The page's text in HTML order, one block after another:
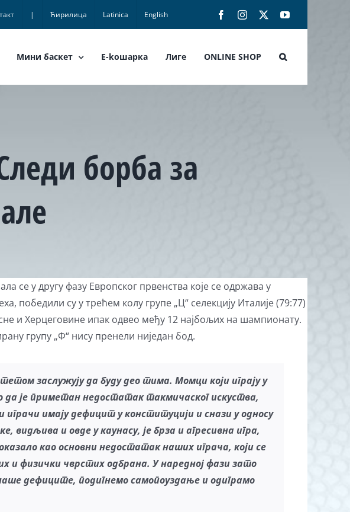
| Ћирилица Latinica English FacebookInstagram YouTube
Мини баскет E-koшарка Лиге ONLINE SHOP
борба за
се у другу фазу Европског првенства које се одржава у
победили су у трећем колу групе „Ц“ селекцију Италије (79:77)
и Херцеговине ипак одвео међу 12 најбољих на шампионату.
групу „Ф“ нису пренели ниједан бод.
заслужују да буду део тима. Момци који играју у
да је приметан недостатак такмичаског искуства,
играчи имају дефицит у конституцији и снази у односу
, видљива и овде у каунасу, је брза и агресивна игра,
као основни недостатак наших играча, који се
и физички чврстих одбрана. У наредној фазизато
дефиците, подигнемо самопоуздање и одиграмо